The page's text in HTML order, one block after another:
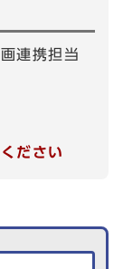
連携担当
ださい